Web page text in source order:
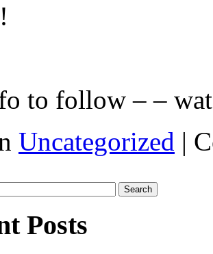
to follow – –
Uncategorized |
Posts